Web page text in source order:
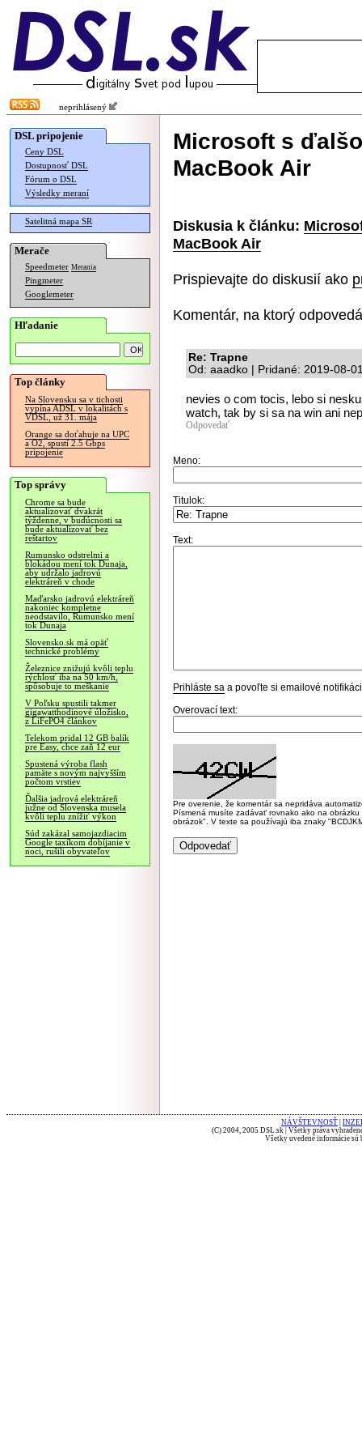
neprihlásený
DSL pripojenie
Ceny DSL
Dostupnosť DSL
Fórum o DSL
Výsledky meraní
Satelitná mapa SR
Merače
Speedmeter Merania
Pingmeter
Googlemeter
Hľadanie
Top články
Na Slovensku sa v tichosti
vypína ADSL v lokalitách s
VDSL, už 31. mája
Orange sa doťahuje na UPC
a O2, spustí 2.5 Gbps
pripojenie
Top správy
Chrome sa bude
aktualizovať dvakrát
týždenne, v budúcnosti sa
bude aktualizovať bez
reštartov
Rumunsko odstrelmi a
blokádou mení tok Dunaja,
aby udržalo jadrovú
elektráreň v chode
Maďarsko jadrovú elektráreň
nakoniec kompletne
neodstavilo, Rumunsko mení
tok Dunaja
Slovensko.sk má opäť
technické problémy
Železnice znižujú kvôli teplu
rýchlosť iba na 50 km/h,
spôsobuje to meškanie
V Poľsku spustili takmer
gigawatthodinové úložisko,
z LiFePO4 článkov
Telekom pridal 12 GB balík
pre Easy, chce zaň 12 eur
Spustená výroba flash
pamäte s novým najvyšším
počtom vrstiev
Ďalšia jadrová elektráreň
južne od Slovenska musela
kvôli teplu znížiť výkon
Súd zakázal samojazdiacim
Google taxíkom dobíjanie v
noci, rušili obyvateľov
Microsoft s
MacBook Air
Diskusia k článku:
MacBook Air
Prispievajte do diskusií ako
Komentár, na ktorý
Re: Trapne
Od: aaadko | Pridané: 2019-08-
nevies o com tocis, lebo si
watch, tak by si sa na win ani
Odpovedať
Meno:
Titulok:
Text:
Prihláste sa a povoľte si emailové
Overovací text:
Pre overenie, že komentár sa nepridáva
Písmená musíte zadávať rovnako ako na
obrázok". V texte sa používajú iba znaky
NÁVŠTEVNOSŤ
(C) 2004, 2005 DSL.sk | Všetky práva
Všetky uvedené informácie sú